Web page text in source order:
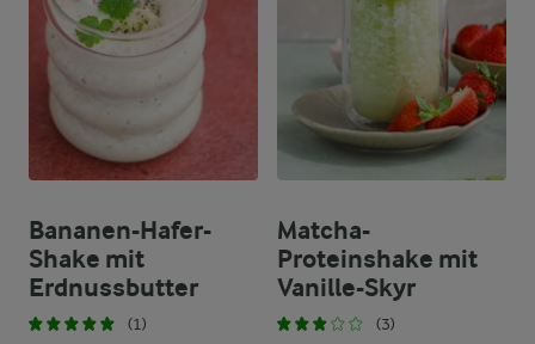
Bananen-Hafer-
Shake mit
Erdnussbutter
(1)
Matcha-
Proteinshake mit
Vanille-Skyr
(3)